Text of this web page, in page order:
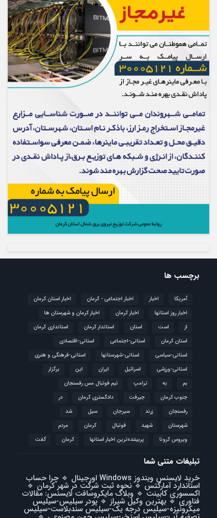
برچسب ها
آمریکا اخبار اخبار اجتماعی - کرمان
اخبار استان کرمان
اخبار روز استانها
اخبار کرمان
اخبار کرمان و شهرستان ها
از
است استان استاندار کرمان
استانداری کرمان
استان کرمان
استانی-اجتماعی
استانی-اقتصادی
استانی-سیاسی
استانی-شهرستانها
استانی-فرهنگی و هنری
استانی-ورزشی
اسرائیل ایران این
برگزار
بم
به ترامپ
تیم فوتبال مس رفسنجان
جنوب کرمان
جیرفت دادگستری کرمان
در
رفسنجان
زرند سیرجان سیل
شد
شهرستان
شهید فوتبال كرمان
مردم
ویروس کرونا
پربیننده‌ترین اخبار استانها کرمان گفت
تبلیغات متنی شما
خرید لایسنس ویندوز Windows اورجینال
🔹 چرا حساب
استاندارد آمارکتس 🔹نحوه ثبت شرکت در شهر کرمان 🔹
اکسسوری کابینت 🔹 وبلاگ مایکروسافت لایسنس: مقالات
فناوری🔹 بهترین وکیل شیراز 🔹پودر سیلیس-سیلیس
میکرونیزه-سیلیس درجه یک-سیلیس سندبلاست-سیلیس